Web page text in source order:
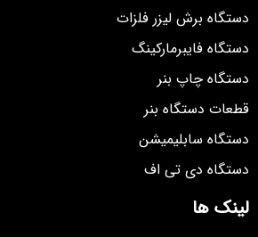
دستگاه برش لیزر فلزات
دستگاه فایبرمارکینگ
دستگاه چاپ بنر
قطعات دستگاه بنر
دستگاه سابلیمیشن
دستگاه دی تی اف
لینک ها